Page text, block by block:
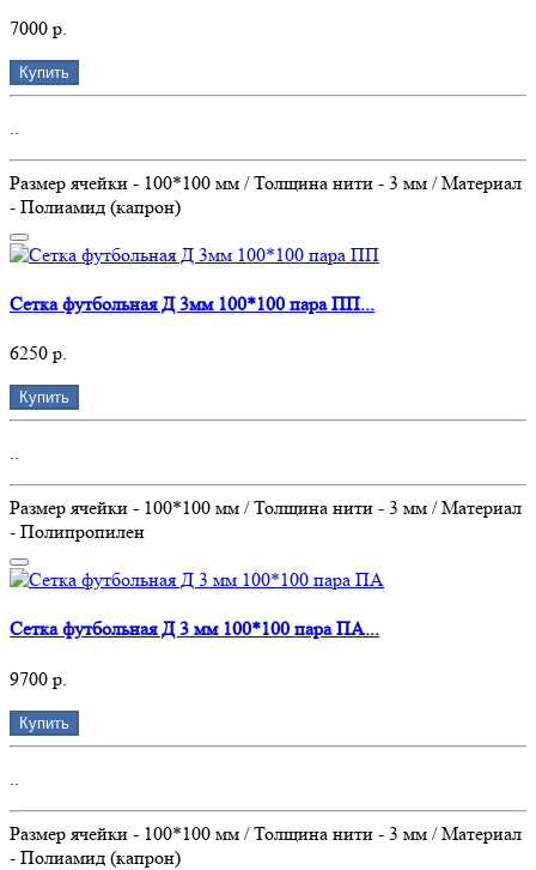
7000 р.
Купить
Размер ячейки - 100*100 мм / Толщина нити - 3 мм / Материал
- Полиамид (капрон)
Сетка футбольная Д 3мм 100*100 пара ПП...
6250 р.
Купить
..
Размер ячейки - 100*100 мм / Толщина нити - 3 мм / Материал
- Полипропилен
Сетка футбольная Д 3 мм 100*100 пара ПА...
9700 р.
Купить
Размер ячейки - 100*100 мм / Толщина нити - 3 мм / Материал
- Полиамид (капрон)